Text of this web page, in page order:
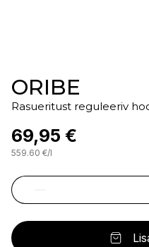
ORIBE
Rasueritust reguleeriv
69,95 €
559.60 €/l